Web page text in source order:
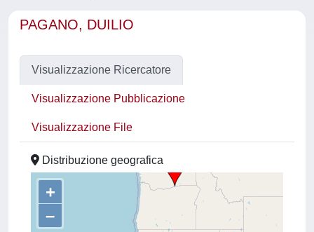
PAGANO, DUILIO
Visualizzazione Ricercatore
Visualizzazione Pubblicazione
Visualizzazione File
Distribuzione geografica
+
–